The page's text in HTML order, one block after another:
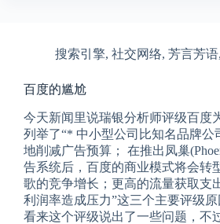
搜索引擎, 社交网络, 芳言芳语,
百度的尴尬
今天新闻里说瑞银分析师评级百度
列举了“* 中小型公司比知名品牌公
地削减广告预算； 在推出凤巢
告系统后，百度的商业模式将会转
歌的竞争增长；更高的流量获取支
利润率造成压力”这三个主要评级
看来这个评级说出了一些问题，不